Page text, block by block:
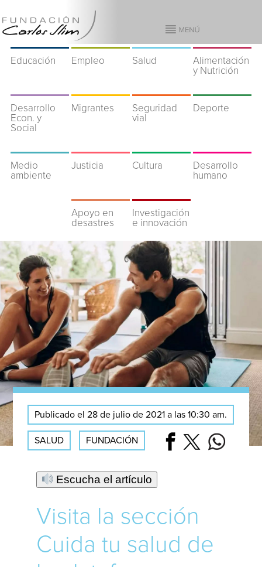
Educación Empleo Salud
Alimentación
y Nutrición
Desarrollo
Econ. y
Social
Migrantes
Seguridad
vial
Deporte
Medio
ambiente
Justicia Cultura
Desarrollo
humano
Apoyo en
desastres
Investigación
e innovación
Publicado el 28 de julio de 2021 a las 10:30 am.
SALUD FUNDACIÓN
Escucha el artículo
Visita la sección
Cuida tu salud de